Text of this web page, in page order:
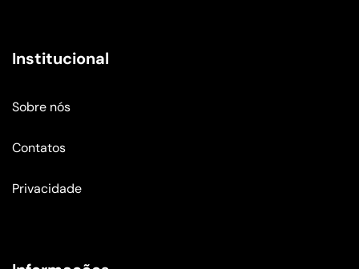
Institucional
Sobre nós
Contatos
Privacidade